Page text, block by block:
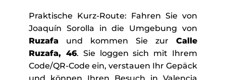
Praktische Kurz-Route: Fahren Sie von
Joaquín Sorolla in die Umgebung von
Ruzafaund kommen Sie zurCalle
Ruzafa, 46. Sie loggen sich mit Ihrem
Code/QR-Code ein, verstauen Ihr Gepäck